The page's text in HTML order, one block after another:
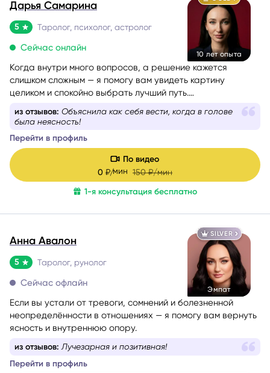
10 лет опыта
Дарья Самарина
5 Таролог, психолог, астролог
Сейчас онлайн
Когда внутри много вопросов, а решение кажется
слишком сложным — я помогу вам увидеть картину
целиком и спокойно выбрать лучший путь.
помогая людям проходить сложные этапы жизни
из отзывов: Объяснила как себя вести, когда в голове
была неясность!
Перейти в профиль
По видео
0 ₽/мин150 ₽/мин
1-я консультация бесплатно
SILVER
Эмпат
Анна Авалон
5 Таролог, рунолог
Сейчас офлайн
Если вы устали от тревоги, сомнений и болезненной
неопределённости в отношениях — я помогу вам вернуть
ясность и внутреннюю опору.
из отзывов: Лучезарная и позитивная!
Перейти в профиль